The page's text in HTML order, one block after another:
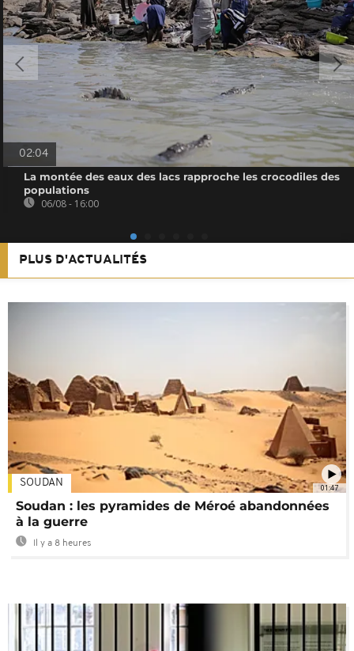
02:04
La montée des eaux des lacs rapproche les crocodiles des
populations
06/08 - 16:00
PLUS D'ACTUALITÉS
01:47
SOUDAN
Soudan : les pyramides de Méroé abandonnées
à la guerre
Il y a 8 heures